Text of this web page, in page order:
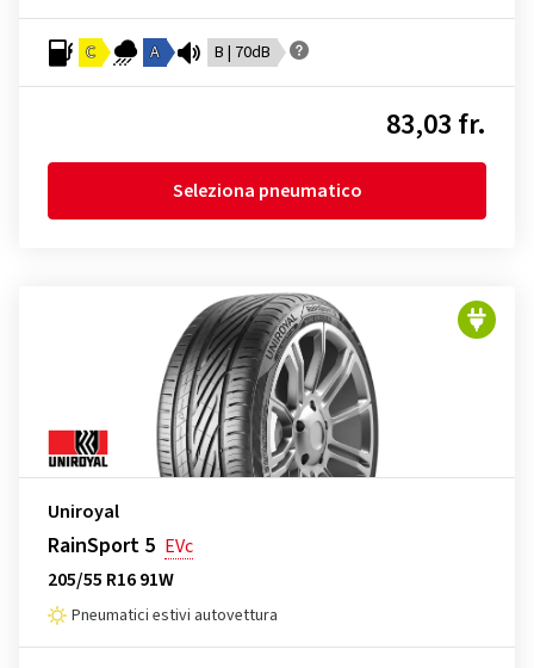
C A B | 70dB
83,03 fr.
Seleziona pneumatico
Uniroyal
RainSport 5 EVc
205/55 R16 91W
Pneumatici estivi autovettura